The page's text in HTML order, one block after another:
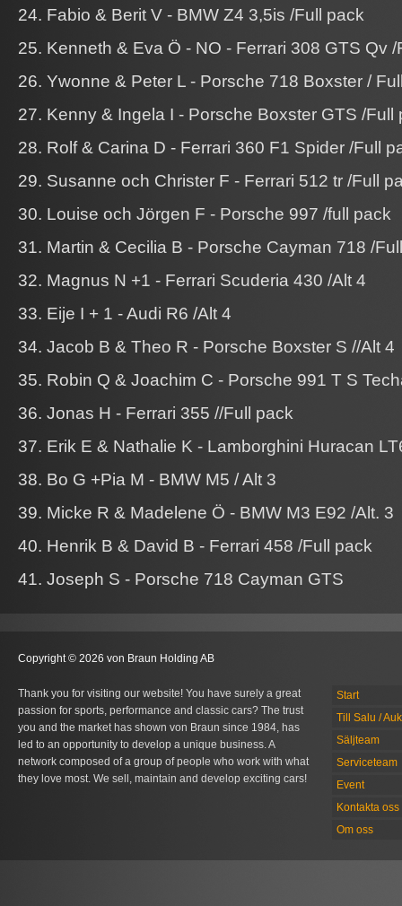
24. Fabio & Berit V - BMW Z4 3,5is /Full pack
25. Kenneth & Eva Ö - NO - Ferrari 308 GTS Qv
26. Ywonne & Peter L - Porsche 718 Boxster /
27. Kenny & Ingela I - Porsche Boxster GTS /Full
28. Rolf & Carina D - Ferrari 360 F1 Spider /Full
29. Susanne och Christer F - Ferrari 512 tr /Full
30. Louise och Jörgen F - Porsche 997 /full pack
31. Martin & Cecilia B - Porsche Cayman 718 /
32. Magnus N +1 - Ferrari Scuderia 430 /Alt 4
33. Eije I + 1 - Audi R6 /Alt 4
34. Jacob B & Theo R - Porsche Boxster S //Alt 4
35. Robin Q & Joachim C - Porsche 991 T S
36. Jonas H - Ferrari 355 //Full pack
37. Erik E & Nathalie K - Lamborghini Huracan
38. Bo G +Pia M - BMW M5 / Alt 3
39. Micke R & Madelene Ö - BMW M3 E92 /Alt. 3
40. Henrik B & David B - Ferrari 458 /Full pack
41. Joseph S - Porsche 718 Cayman GTS
Copyright © 2026 von Braun Holding AB
Thank you for visiting our website! You have surely a great
passion for sports, performance and classic cars? The trust
you and the market has shown von Braun since 1984, has
led to an opportunity to develop a unique business. A
network composed of a group of people who work with what
they love most. We sell, maintain and develop exciting cars!
Start
Till Salu /
Säljteam
Serviceteam
Event
Kontakta oss
Om oss